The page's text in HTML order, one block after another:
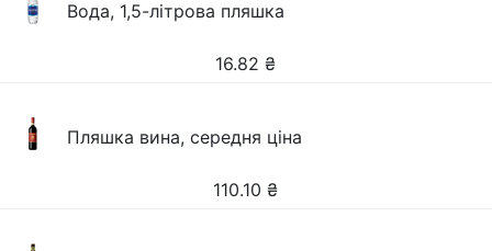
Вода, 1,5-літрова пляшка
16.82 ₴
Пляшка вина, середня ціна
110.10 ₴